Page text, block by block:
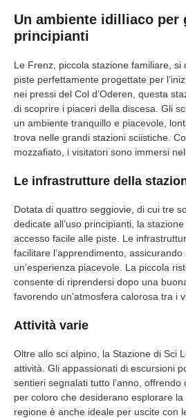
Un ambiente idilliaco per
principianti
Le Frenz, piccola stazione familiare, si
piste perfettamente progettate per
nei pressi del Col d’Oderen, questa
di scoprire i piaceri della discesa. Gli
un ambiente tranquillo e piacevole,
trova nelle grandi stazioni sciistiche.
mozzafiato, i visitatori sono immersi
Le infrastrutture della
Dotata di quattro seggiovie, di cui tre
dedicate all’uso principianti, la
accesso facile alle piste. Le
facilitare l’apprendimento,
un’esperienza piacevole. La piccola
consente di riprendersi dopo una
favorendo un’atmosfera calorosa tra i
Attività varie
Oltre allo sci alpino, la Stazione di Sci
attività. Gli appassionati di escursioni
sentieri segnalati tutto l’anno,
per coloro che desiderano esplorare
regione è anche ideale per uscite con